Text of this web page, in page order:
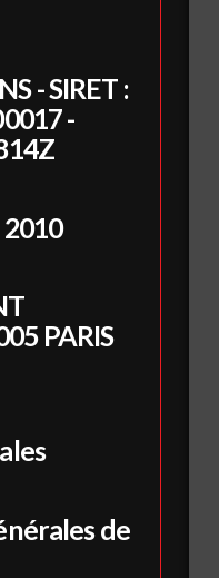
- SIRET :
-
PARIS
de